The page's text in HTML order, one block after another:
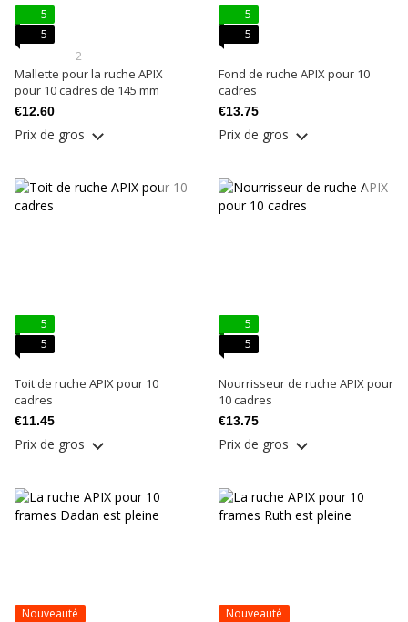
5
5
2
Mallette pour la ruche APIX
pour 10 cadres de 145 mm
€12.60
Prix ​​de gros
5
5
Fond de ruche APIX pour 10
cadres
€13.75
Prix ​​de gros
5
5
Toit de ruche APIX pour 10
cadres
€11.45
Prix ​​de gros
5
5
Nourrisseur de ruche APIX pour
10 cadres
€13.75
Prix ​​de gros
Nouveauté
Nouveauté